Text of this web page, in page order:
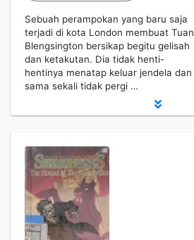
Sebuah perampokan yang baru saja
terjadi di kota London membuat Tuan
Blengsington bersikap begitu gelisah
dan ketakutan. Dia tidak henti-
hentinya menatap keluar jendela dan
sama sekali tidak pergi …